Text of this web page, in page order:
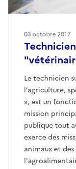
Le technicien
l’agriculture,
», est un
mission
publique tout
exerce des
animaux et
03 octobre 2017